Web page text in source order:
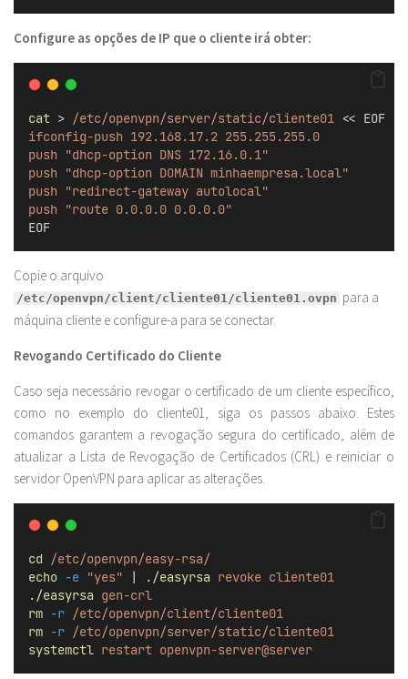
Configure as opções de IP que o cliente irá obter:
cat > /etc/openvpn/server/static/cliente01 << EOF
ifconfig-push 192.168.17.2 255.255.255.0
push "dhcp-option DNS 172.16.0.1"
push "dhcp-option DOMAIN minhaempresa.local"
push "redirect-gateway autolocal"
push "route 0.0.0.0 0.0.0.0"
EOF
Copie o arquivo
/etc/openvpn/client/cliente01/cliente01.ovpn para a
máquina cliente e configure-a para se conectar.
Revogando Certificado do Cliente
Caso seja necessário revogar o certificado de um cliente específico,
como no exemplo do cliente01, siga os passos abaixo. Estes
comandos garantem a revogação segura do certificado, além de
atualizar a Lista de Revogação de Certificados (CRL) e reiniciar o
servidor OpenVPN para aplicar as alterações.
cd
/etc/openvpn/easy-rsa/
echo -e "yes" | ./easyrsa revoke cliente01
./easyrsa gen-crl
rm -r /etc/openvpn/client/cliente01
rm -r /etc/openvpn/server/static/cliente01
systemctl restart openvpn-server@server